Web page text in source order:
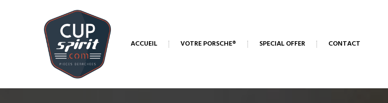
ACCUEIL VOTRE PORSCHE® SPECIAL OFFER CONTACT